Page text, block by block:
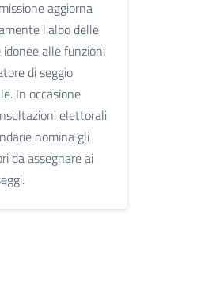
aggiorna
l'albo delle
idonee alle funzioni
di seggio
In occasione
elettorali
nomina gli
da assegnare ai